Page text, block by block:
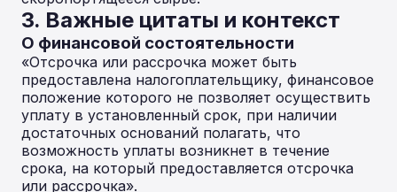
3. Важные цитаты и контекст
О финансовой состоятельности
«Отсрочка или рассрочка может быть
предоставлена налогоплательщику, финансовое
положение которого не позволяет осуществить
уплату в установленный срок, при наличии
достаточных оснований полагать, что
возможность уплаты возникнет в течение
срока, на который предоставляется отсрочка
или рассрочка».